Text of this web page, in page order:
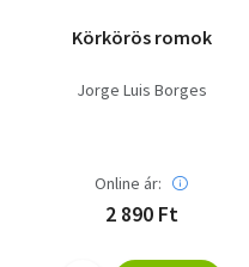
Körkörös romok
Jorge Luis Borges
Online ár:
2 890 Ft